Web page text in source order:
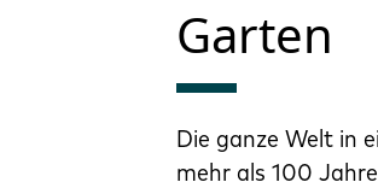
Garten
Die ganze Welt in
mehr als 100